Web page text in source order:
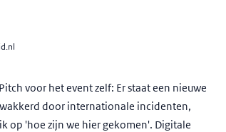
voor het event zelf: Er staat een nieuwe
door internationale incidenten,
op 'hoe zijn we hier gekomen'. Digitale